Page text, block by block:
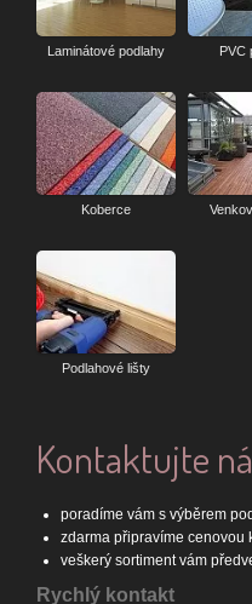
Laminátové podlahy PVC
Koberce
Podlahové lišty
Kontaktujte
poradíme vám s výběrem
zdarma připravíme cenovou
veškerý sortiment vám
Rychlý kontakt